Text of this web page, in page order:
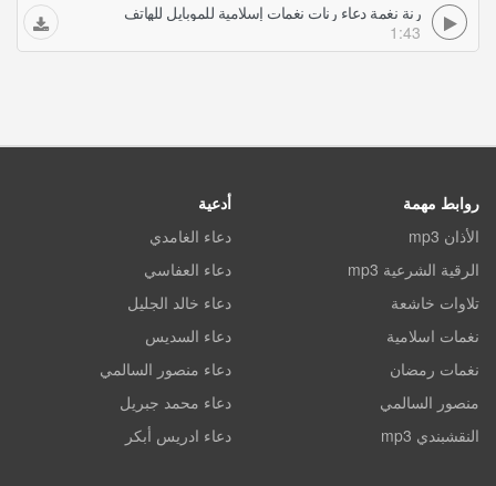
رنة نغمة دعاء رنات نغمات إسلامية للموبايل للهاتف
1:43
روابط مهمة
الأذان mp3
الرقية الشرعية mp3
تلاوات خاشعة
نغمات اسلامية
نغمات رمضان
منصور السالمي
النقشبندي mp3
أدعية
دعاء الغامدي
دعاء العفاسي
دعاء خالد الجليل
دعاء السديس
دعاء منصور السالمي
دعاء محمد جبريل
دعاء ادريس أبكر